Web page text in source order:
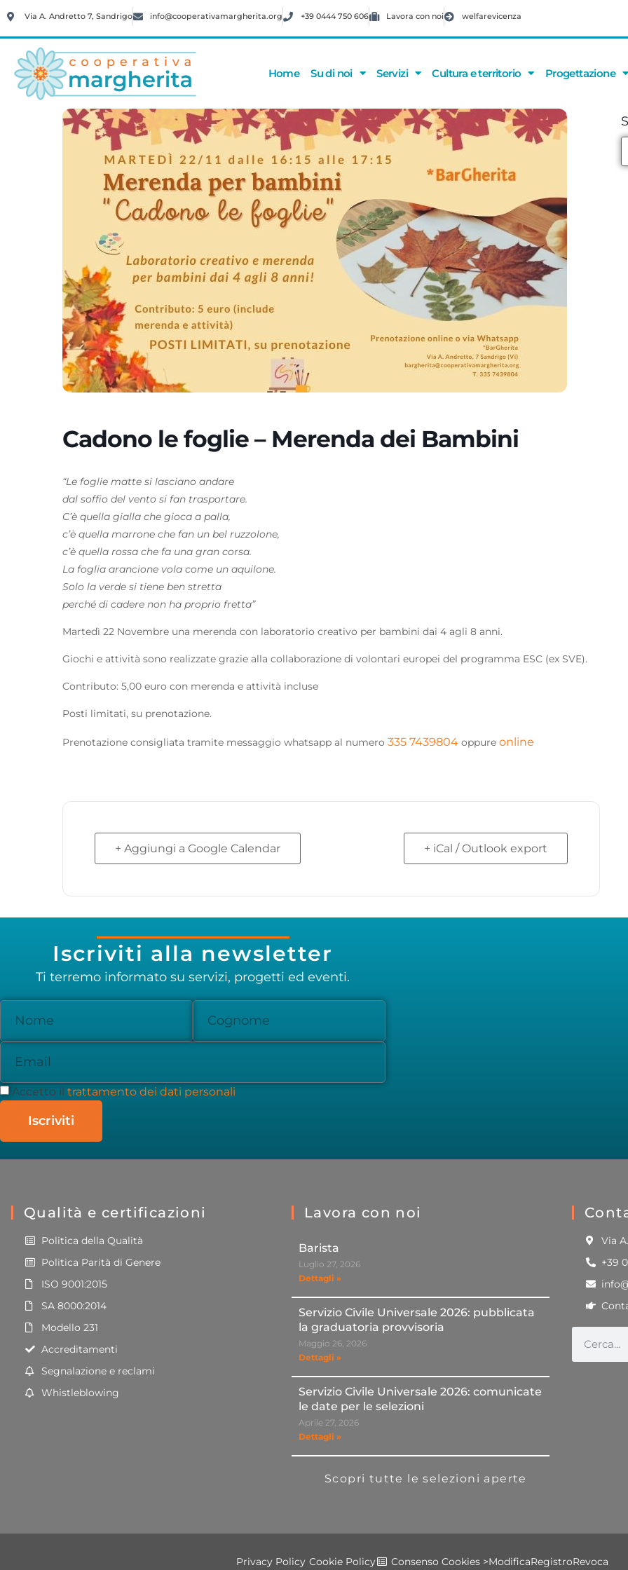
Via A. Andretto 7, Sandrigo info@cooperativamargherita.org +39 0444 750 606 Lavora con noi welfarevicenza
Home Su di noi Servizi Cultura e territorio Progettazione
Cadono le foglie – Merenda dei Bambini
“Le foglie matte si lasciano andare
dal soffio del vento si fan trasportare.
C’è quella gialla che gioca a palla,
c’è quella marrone che fan un bel ruzzolone,
c’è quella rossa che fa una gran corsa.
La foglia arancione vola come un aquilone.
Solo la verde si tiene ben stretta
perché di cadere non ha proprio fretta”
Martedì 22 Novembre una merenda con laboratorio creativo per bambini dai 4 agli 8 anni.
Giochi e attività sono realizzate grazie alla collaborazione di volontari europei del programma ESC (ex SVE).
Contributo: 5,00 euro con merenda e attività incluse
Posti limitati, su prenotazione.
Prenotazione consigliata tramite messaggio whatsapp al numero 335 7439804 oppure online
+ Aggiungi a Google Calendar + iCal / Outlook export
Iscriviti alla newsletter
Ti terremo informato su servizi, progetti ed eventi.
Accetto il trattamento dei dati personali
Iscriviti
Qualità e certificazioni
Politica della Qualità
Politica Parità di Genere
ISO 9001:2015
SA 8000:2014
Modello 231
Accreditamenti
Segnalazione e reclami
Whistleblowing
Lavora con noi
Barista
Luglio 27, 2026
Dettagli »
Servizio Civile Universale 2026: pubblicata
la graduatoria provvisoria
Maggio 26, 2026
Dettagli »
Servizio Civile Universale 2026: comunicate
le date per le selezioni
Aprile 27, 2026
Dettagli »
Scopri tutte le selezioni aperte
Via
+39
Privacy Policy Cookie Policy Consenso Cookies >ModificaRegistroRevoca